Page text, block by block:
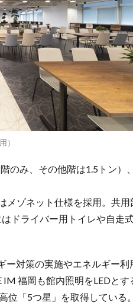
）
のみ、その他階は1.5トン）
ゾネット仕様を採用。共用
ドライバー用トイレや自走
対策の実施やエネルギー
福岡も館内照明をLEDと
位「5つ星」を取得している。